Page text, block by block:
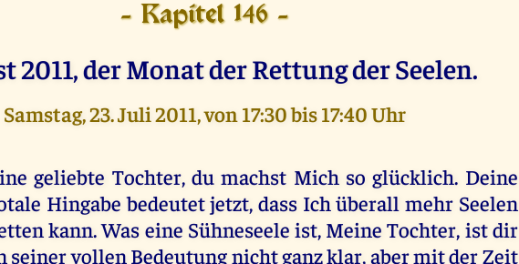
- Kapitel 146 -
2011, der Monat der Rettung der Seelen.
Samstag, 23. Juli 2011, von 17:30 bis 17:40 Uhr
geliebte Tochter, du machst Mich so glücklich. Deine
Hingabe bedeutet jetzt, dass Ich überall mehr Seelen
kann. Was eine Sühneseele ist, Meine Tochter, ist dir
seiner vollen Bedeutung nicht ganz klar, aber mit der Zeit